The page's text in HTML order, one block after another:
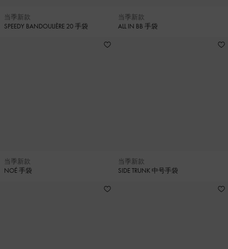
当季新款
SPEEDY BANDOULIÈRE 20 手袋
当季新款
ALL IN BB 手袋
当季新款
NOÉ 手袋
当季新款
SIDE TRUNK 中号手袋